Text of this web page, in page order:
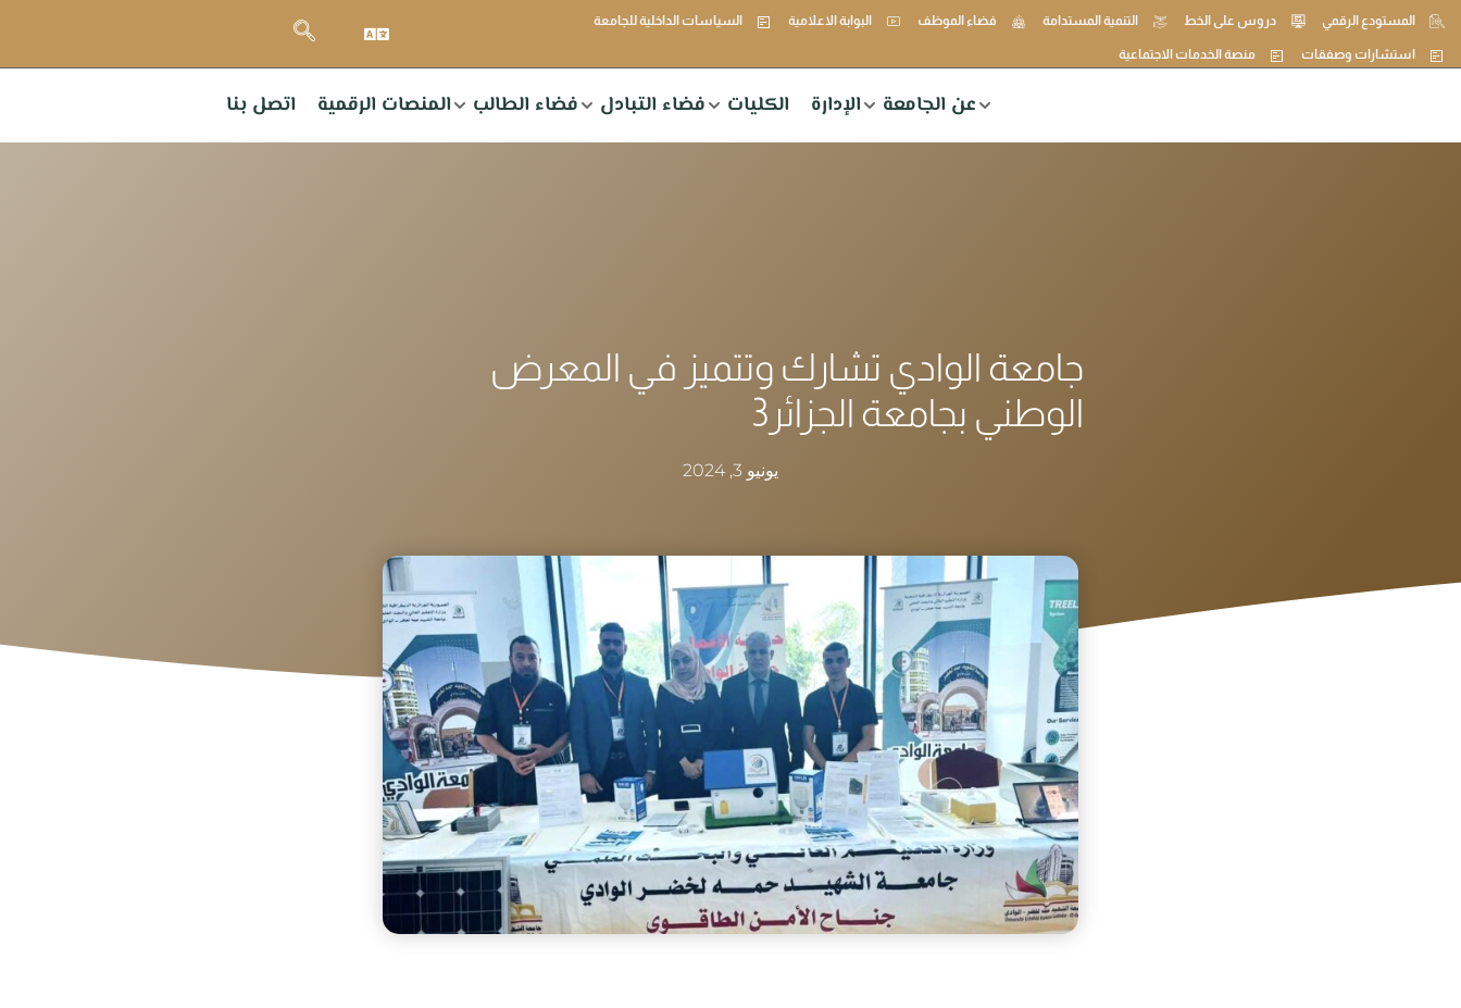
المستودع الرقمي دروس على الخط التنمية المستدامة فضاء الموظف البوابة الاعلامية السياسات الداخلية للجامعة
استشارات وصفقات منصة الخدمات الاجتماعية
عن الجامعة الإدارة الكليات فضاء التبادل فضاء الطالب المنصات الرقمية اتصل بنا
جامعة الوادي تشارك وتتميز في المعرض
الوطني بجامعة الجزائر3
يونيو 3, 2024